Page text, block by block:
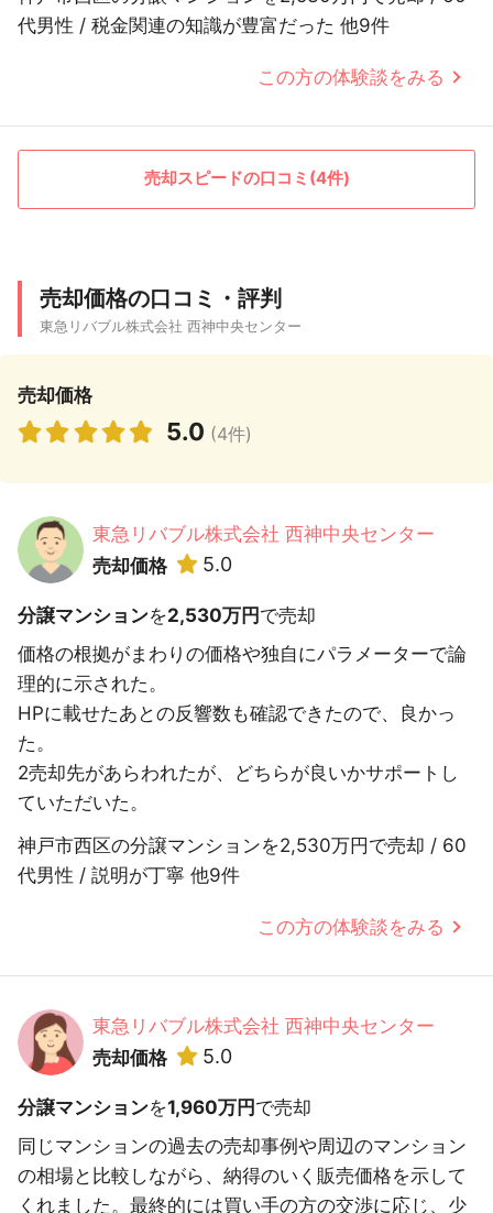
代男性 / 税金関連の知識が豊富だった 他9件
この方の体験談をみる
売却スピードの口コミ(4件)
売却価格の口コミ・評判
東急リバブル株式会社 西神中央センター
売却価格
5.0 (4件)
東急リバブル株式会社 西神中央センター
売却価格
5.0
分譲マンションを2,530万円で売却
価格の根拠がまわりの価格や独自にパラメーターで論
理的に示された。
HPに載せたあとの反響数も確認できたので、良かっ
た。
2売却先があらわれたが、どちらが良いかサポートし
ていただいた。
神戸市西区の分譲マンションを2,530万円で売却 / 60
代男性 / 説明が丁寧 他9件
この方の体験談をみる
東急リバブル株式会社 西神中央センター
売却価格
5.0
分譲マンションを1,960万円 で売却
同じマンションの過去の売却事例や周辺のマンション
の相場と比較しながら、納得のいく販売価格を示して
くれました。最終的には買い手の方の交渉に応じ、少